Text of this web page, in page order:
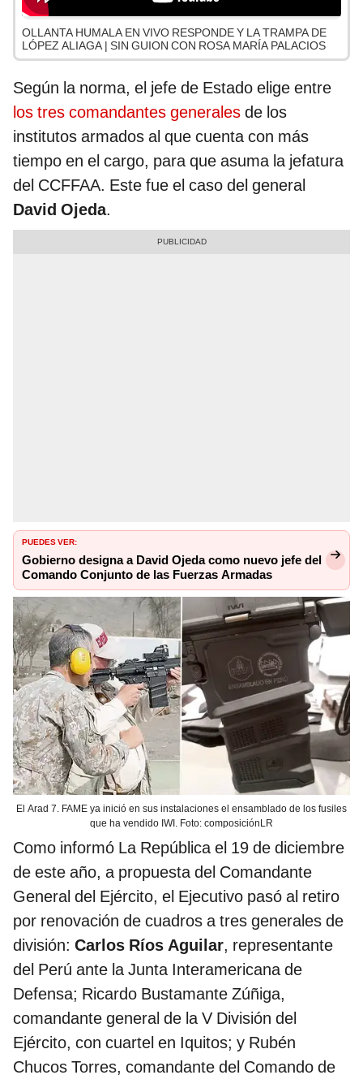
OLLANTA HUMALA EN VIVO RESPONDE Y LA TRAMPA DE
LÓPEZ ALIAGA | SIN GUION CON ROSA MARÍA PALACIOS
Según la norma, el jefe de Estado elige entre
los tres comandantes generales de los
institutos armados al que cuenta con más
tiempo en el cargo, para que asuma la jefatura
del CCFFAA. Este fue el caso del general
David Ojeda.
PUEDES VER:
Gobierno designa a David Ojeda como nuevo jefe del
Comando Conjunto de las Fuerzas Armadas
El Arad 7. FAME ya inició en sus instalaciones el ensamblado de los fusiles
que ha vendido IWI. Foto: composiciónLR
Como informó La República el 19 de diciembre
de este año, a propuesta del Comandante
General del Ejército, el Ejecutivo pasó al retiro
por renovación de cuadros a tres generales de
división: Carlos Ríos Aguilar, representante
del Perú ante la Junta Interamericana de
Defensa; Ricardo Bustamante Zúñiga,
comandante general de la V División del
Ejército, con cuartel en Iquitos; y Rubén
Chucos Torres, comandante del Comando de